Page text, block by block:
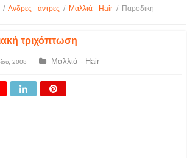
/ Ανδρες - άντρες / Μαλλιά - Hair / Παροδική –
τριχόπτωση
2008 Μαλλιά - Hair